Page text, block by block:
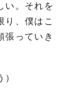
い。それを
り、僕はこ
張っていき